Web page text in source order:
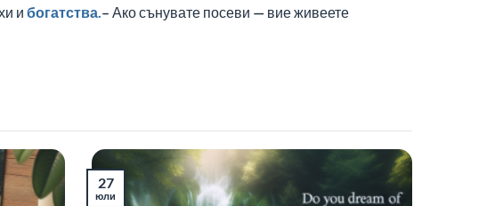
и богатства.– Ако сънувате посеви — вие живеете
27
юли